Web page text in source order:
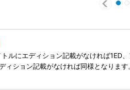
ルにエディション記載がなければ1ED
ション記載がなければ同様となります